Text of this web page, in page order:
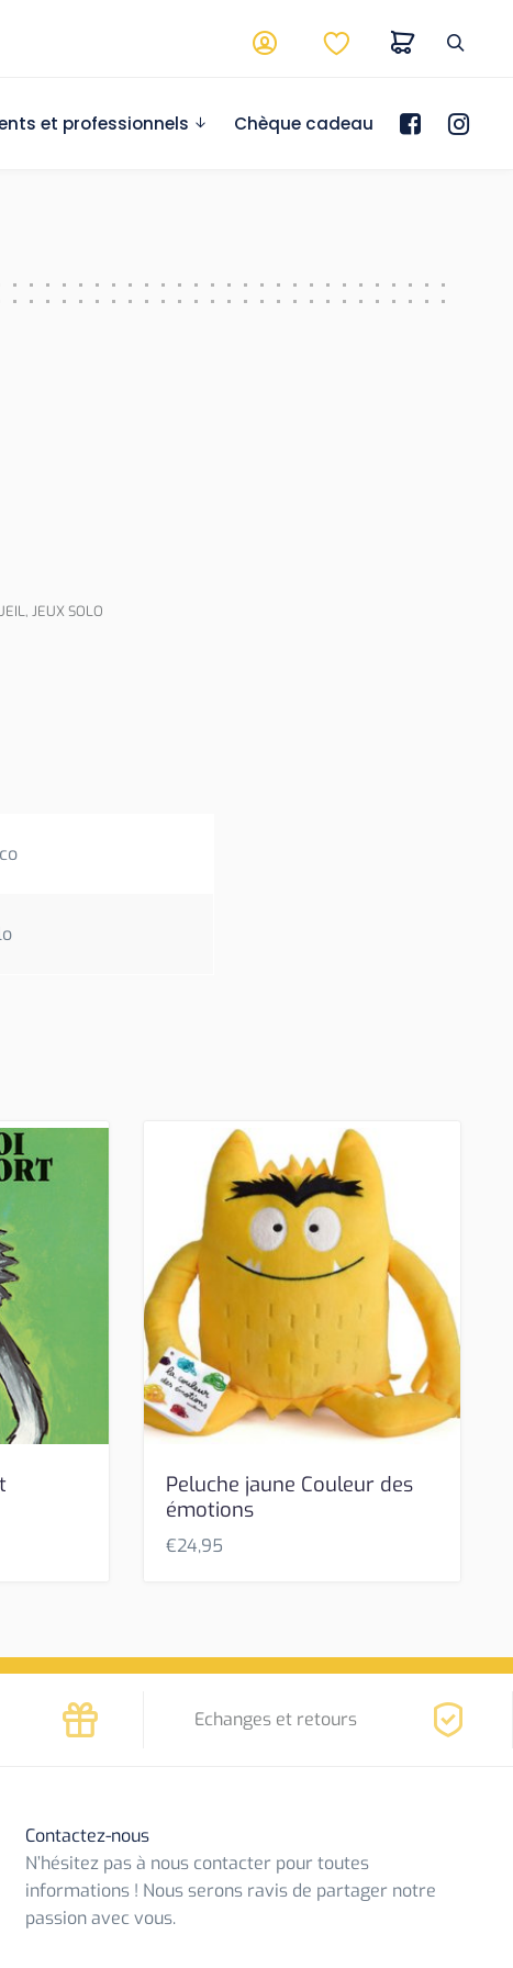
et professionnels Chèque cadeau
, JEUX SOLO
Peluche jaune Couleur des
émotions
€24,95
Echanges et retours
Contactez-nous
N’hésitez pas à nous contacter pour toutes
informations ! Nous serons ravis de partager notre
passion avec vous.